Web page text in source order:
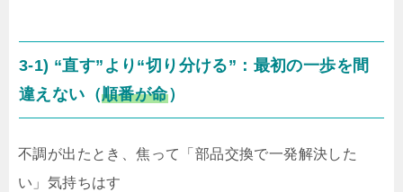
3-1) “直す”より“切り分ける”：最初の一歩を間
違えない（順番が命）
不調が出たとき、焦って「部品交換で一発解決した
い」気持ちはす